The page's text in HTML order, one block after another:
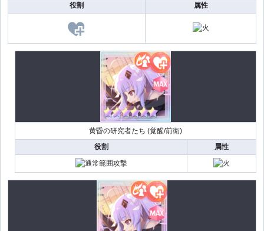
役割
属性
黄昏の研究者たち (覚醒/前衛)
役割
属性